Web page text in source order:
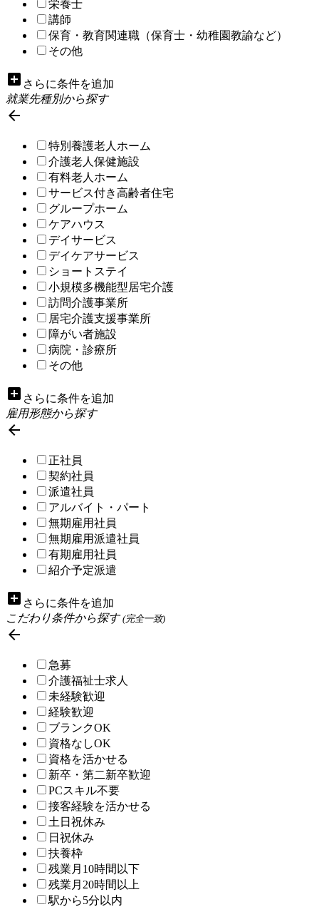
栄養士
講師
保育・教育関連職（保育士・幼稚園教諭など）
その他
add_box さらに条件を追加
就業先種別から探す

特別養護老人ホーム
介護老人保健施設
有料老人ホーム
サービス付き高齢者住宅
グループホーム
ケアハウス
デイサービス
デイケアサービス
ショートステイ
小規模多機能型居宅介護
訪問介護事業所
居宅介護支援事業所
障がい者施設
病院・診療所
その他
add_box さらに条件を追加
雇用形態から探す

正社員
契約社員
派遣社員
アルバイト・パート
無期雇用社員
無期雇用派遣社員
有期雇用社員
紹介予定派遣
add_box さらに条件を追加
こだわり条件から探す(完全一致)

急募
介護福祉士求人
未経験歓迎
経験歓迎
ブランクOK
資格なしOK
資格を活かせる
新卒・第二新卒歓迎
PCスキル不要
接客経験を活かせる
土日祝休み
日祝休み
扶養枠
残業月10時間以下
残業月20時間以上
駅から5分以内